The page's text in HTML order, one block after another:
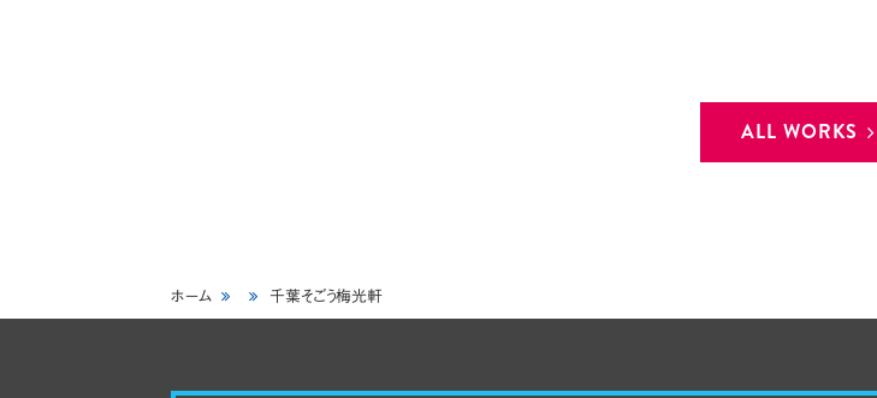
ALL WORKS
ホーム 千葉そごう梅光軒